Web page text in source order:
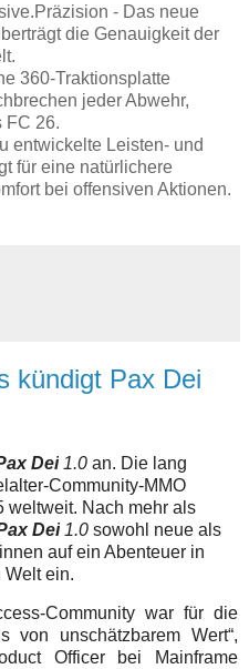
- Das neue
die Genauigkeit der
360-Traktionsplatte
jeder Abwehr,
FC 26.
entwickelte Leisten- und
für eine natürlichere
bei offensiven Aktionen.
kündigt Pax Dei
Dei 1.0 an. Die lang
Community-MMO
weltweit. Nach mehr als
Dei 1.0 sowohl neue als
auf ein Abenteuer in
Welt ein.
Community war für die
von unschätzbarem Wert“,
Officer bei Mainframe